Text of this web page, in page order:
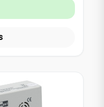
Ein Alarm erfolgt
einer
Alarmsignal und ein
Anschluss